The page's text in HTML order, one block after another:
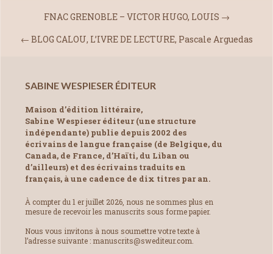
FNAC GRENOBLE – VICTOR HUGO, LOUIS →
← BLOG CALOU, L’IVRE DE LECTURE, Pascale Arguedas
SABINE WESPIESER ÉDITEUR
Maison d’édition littéraire,
Sabine Wespieser éditeur (une structure
indépendante) publie depuis 2002 des
écrivains de langue française (de Belgique, du
Canada, de France, d’Haïti, du Liban ou
d’ailleurs) et des écrivains traduits en
français, à une cadence de dix titres par an.
À compter du 1 er juillet 2026, nous ne sommes plus en
mesure de recevoir les manuscrits sous forme papier.
Nous vous invitons à nous soumettre votre texte à
l’adresse suivante : manuscrits@swediteur.com.